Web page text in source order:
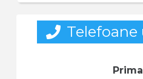
Telefoane